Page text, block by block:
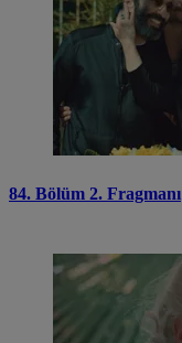
84. Bölüm 2. Fragmanı